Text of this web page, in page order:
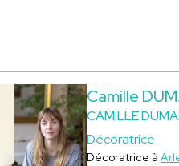
Camille
CAMILLE
Décoratrice
Décoratrice à